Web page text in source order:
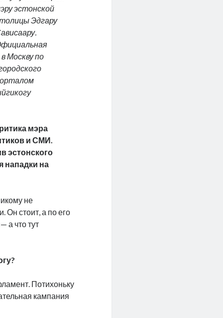
эстонской
Эдгару
Москву по
мэра
и СМИ.
эстонского
нападки на
не
Он стоит, а по его
а что тут
Потихоньку
кампания